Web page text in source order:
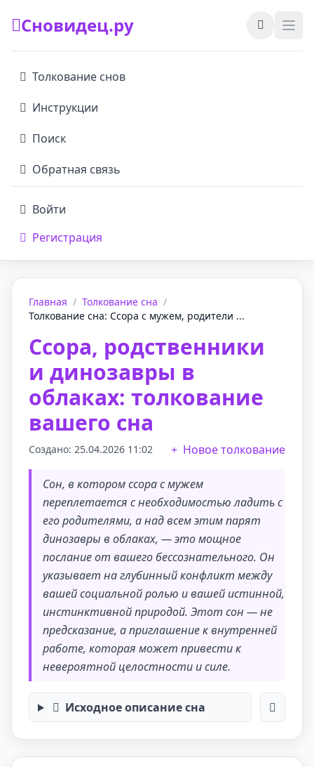
Сновидец.ру
Толкование снов
Инструкции
Поиск
Обратная связь
Войти
Регистрация
Главная / Толкование сна /
Толкование сна: Ссора с мужем, родители ...
Ссора, родственники
и динозавры в
облаках: толкование
вашего сна
Создано: 25.04.2026 11:02 Новое толкование
Сон, в котором ссора с мужем
переплетается с необходимостью ладить с
его родителями, а над всем этим парят
динозавры в облаках, — это мощное
послание от вашего бессознательного. Он
указывает на глубинный конфликт между
вашей социальной ролью и вашей истинной,
инстинктивной природой. Этот сон — не
предсказание, а приглашение к внутренней
работе, которая может привести к
невероятной целостности и силе.
Исходное описание сна